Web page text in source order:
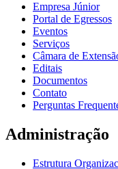
Empresa Júnior
Portal de Egressos
Eventos
Serviços
Câmara de
Editais
Documentos
Contato
Perguntas
Administração
Estrutura